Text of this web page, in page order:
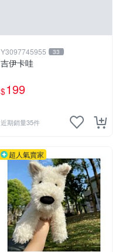
Y3097745955 33
吉伊卡哇
$199
近期銷量35件
超人氣賣家